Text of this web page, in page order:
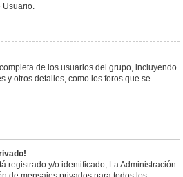
Usuario.
de los usuarios del grupo, incluyendo
y otros detalles, como los foros que se
registrado y/o identificado, La Administración